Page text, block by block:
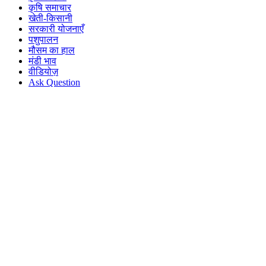
कृषि समाचार
खेती-किसानी
सरकारी योजनाएँ
पशुपालन
मौसम का हाल
मंडी भाव
वीडियोज़
Ask Question